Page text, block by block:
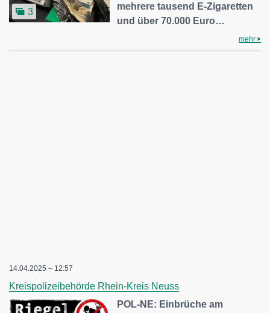
3
mehrere tausend E-Zigaretten
und über 70.000 Euro…
mehr
14.04.2025 – 12:57
Kreispolizeibehörde Rhein-Kreis Neuss
POL-NE: Einbrüche am